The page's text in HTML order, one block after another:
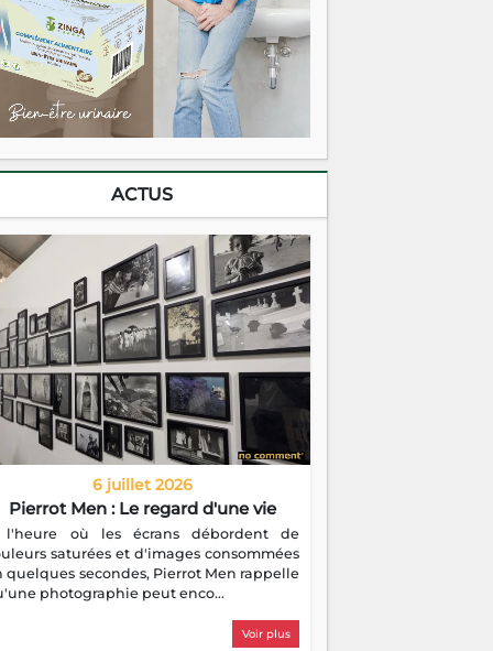
ACTUS
6 juillet 2026
Pierrot Men : Le regard d'une vie
l'heure où les écrans débordent de
saturées et d'images consommées
quelques secondes, Pierrot Men rappelle
photographie peut enco...
Voir plus